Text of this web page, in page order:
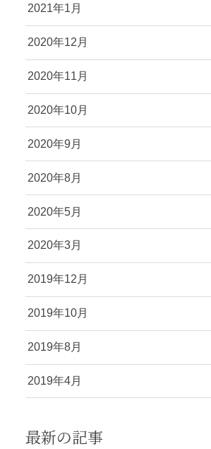
2021年1月
2020年12月
2020年11月
2020年10月
2020年9月
2020年8月
2020年5月
2020年3月
2019年12月
2019年10月
2019年8月
2019年4月
最新の記事